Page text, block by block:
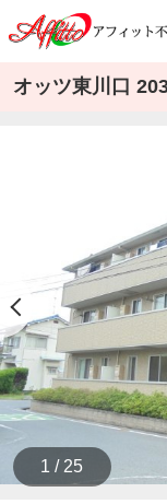
オッツ東川口
1 / 25